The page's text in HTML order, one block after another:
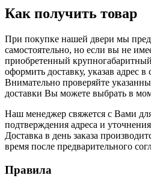
Как получить товар
При покупке нашей двери мы
самостоятельно, но если вы не
приобретенный
оформить доставку, указав адрес
Внимательно проверяйте
доставки Вы можете выбрать в
Наш менеджер свяжется с Вами
подтверждения адреса и
Доставка в день заказа
время после предварительного
Правила